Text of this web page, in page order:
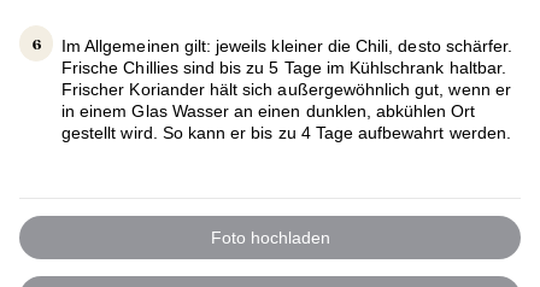
Im Allgemeinen gilt: jeweils kleiner die Chili, desto schärfer.
Frische Chillies sind bis zu 5 Tage im Kühlschrank haltbar.
Frischer Koriander hält sich außergewöhnlich gut, wenn er
in einem Glas Wasser an einen dunklen, abkühlen Ort
gestellt wird. So kann er bis zu 4 Tage aufbewahrt werden.
Foto hochladen